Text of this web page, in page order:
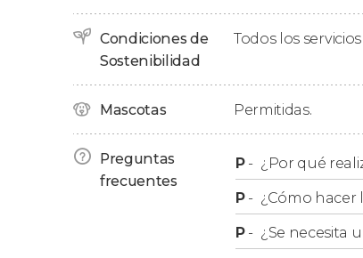
de Alicante y del Mediterráneo.
Tras una hora y media de free tour, nos
Grupos
En este free tour no se admiten
hagan en distintas reservas.
Condiciones de
Sostenibilidad
Todos los
Mascotas Permitidas.
Preguntas
frecuentes
P- ¿Por qué
P- ¿Cómo hacer
P- ¿Se necesita